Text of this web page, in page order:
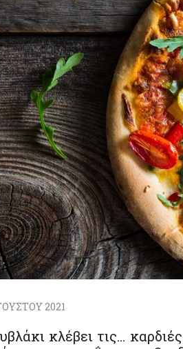
2021
κλέβει τις…